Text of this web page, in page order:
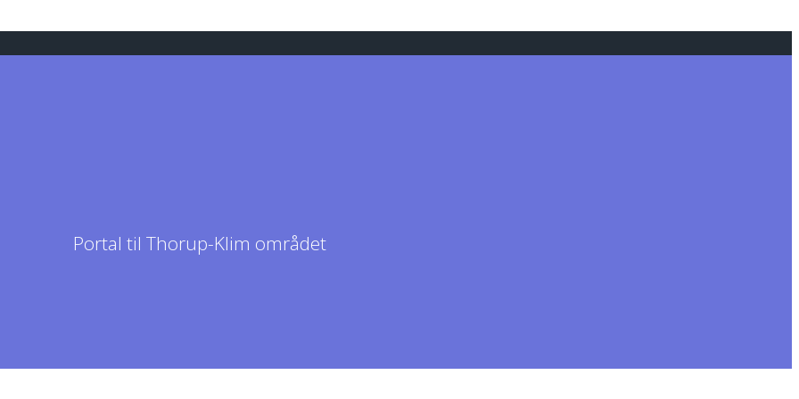
Portal til Thorup-Klim området